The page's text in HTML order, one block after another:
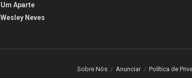
Um Aparte
Wesley Neves
Sobre Nós Anunciar Política de